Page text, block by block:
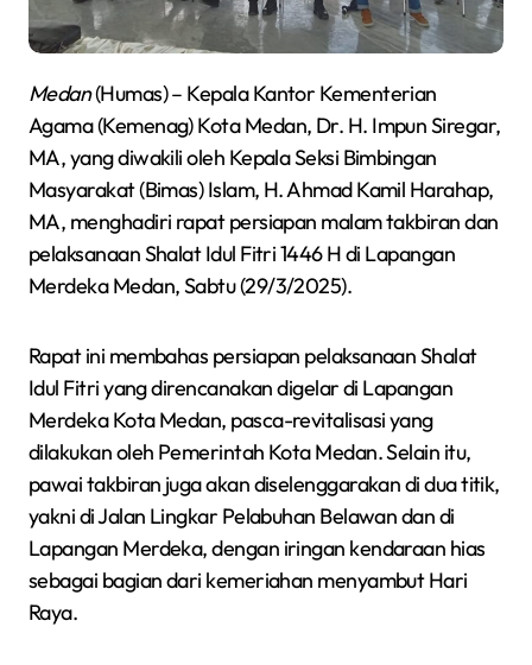
Medan(Humas) – Kepala Kantor Kementerian
Agama (Kemenag) Kota Medan, Dr. H. Impun Siregar,
MA, yang diwakili oleh Kepala Seksi Bimbingan
Masyarakat (Bimas) Islam, H. Ahmad Kamil Harahap,
MA, menghadiri rapat persiapan malam takbiran dan
pelaksanaan Shalat Idul Fitri 1446 H di Lapangan
Merdeka Medan, Sabtu (29/3/2025).
Rapat ini membahas persiapan pelaksanaan Shalat
Idul Fitri yang direncanakan digelar di Lapangan
Merdeka Kota Medan, pasca-revitalisasi yang
dilakukan oleh Pemerintah Kota Medan. Selain itu,
pawai takbiran juga akan diselenggarakan di dua titik,
yakni di Jalan Lingkar Pelabuhan Belawan dan di
Lapangan Merdeka, dengan iringan kendaraan hias
sebagai bagian dari kemeriahan menyambut Hari
Raya.